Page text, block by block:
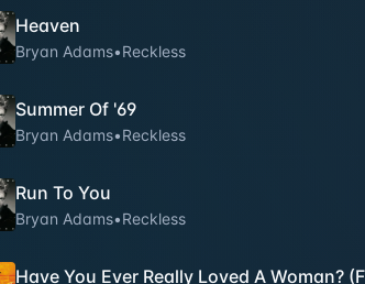
Heaven
Bryan Adams•Reckless
Summer Of '69
Bryan Adams•Reckless
Run To You
Bryan Adams•Reckless
Have You Ever Really Loved A Woman?